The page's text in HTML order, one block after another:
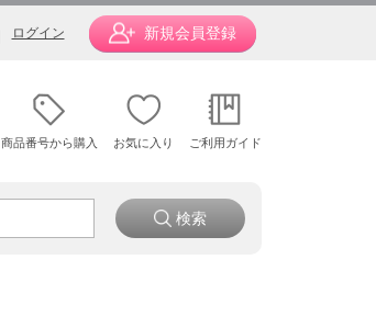
ログイン 新規会員登録
商品番号から購入 お気に入り ご利用ガイド